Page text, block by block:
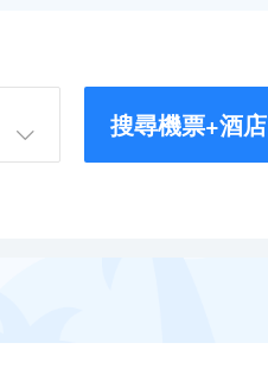
搜尋機票+酒店